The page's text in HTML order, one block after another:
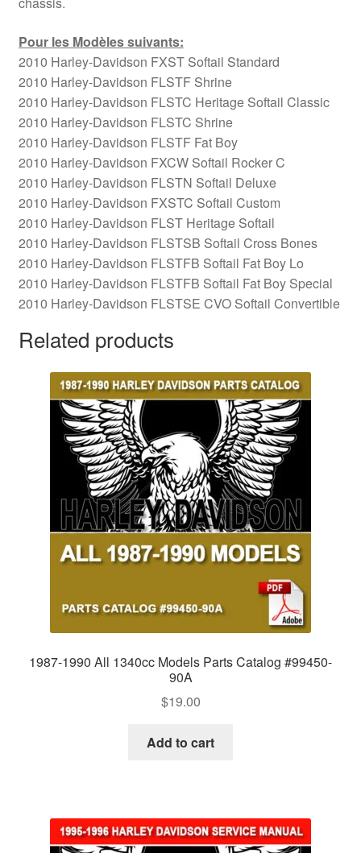
Pour les Modèles suivants:
2010 Harley-Davidson FXST Softail Standard
2010 Harley-Davidson FLSTF Shrine
2010 Harley-Davidson FLSTC Heritage Softail Classic
2010 Harley-Davidson FLSTC Shrine
2010 Harley-Davidson FLSTF Fat Boy
2010 Harley-Davidson FXCW Softail Rocker C
2010 Harley-Davidson FLSTN Softail Deluxe
2010 Harley-Davidson FXSTC Softail Custom
2010 Harley-Davidson FLST Heritage Softail
2010 Harley-Davidson FLSTSB Softail Cross Bones
2010 Harley-Davidson FLSTFB Softail Fat Boy Lo
2010 Harley-Davidson FLSTFB Softail Fat Boy Special
2010 Harley-Davidson FLSTSE CVO Softail Convertible
Related products
1987-1990 All 1340cc Models Parts Catalog #99450-
90A
$19.00
Add to cart